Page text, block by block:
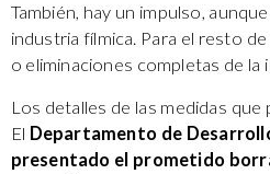
También, hay un impulso,
industria fílmica. Para el resto
o eliminaciones completas de la
Los detalles de las medidas
El Departamento de
presentado el prometido